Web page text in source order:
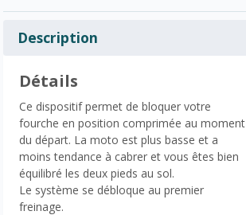
Description
Détails
Ce dispositif permet de bloquer votre
fourche en position comprimée au moment
du départ. La moto est plus basse et a
moins tendance à cabrer et vous êtes bien
équilibré les deux pieds au sol.
Le système se débloque au premier
freinage.